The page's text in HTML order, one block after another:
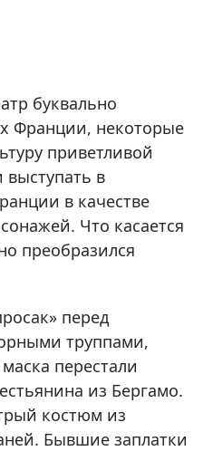
буквально
Франции, некоторые
приветливой
в
в качестве
Что касается
преобразился
перед
труппами,
перестали
из Бергамо.
костюм из
Бывшие заплатки